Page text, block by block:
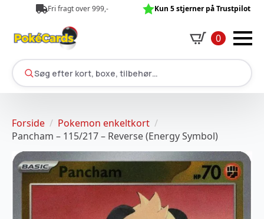
Fri fragt over 999,- Kun 5 stjerner på Trustpilot
0
Søg efter kort, boxe, tilbehør…
Forside
Pokemon enkeltkort
Pancham – 115/217 – Reverse (Energy Symbol)